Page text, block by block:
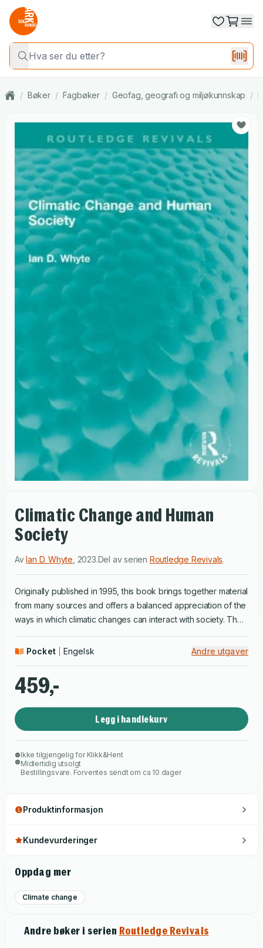
/ Bøker / Fagbøker / Geofag, geografi og miljøkunnskap /
Climatic Change and Human
Society
AvIan D. Whyte 2023.Del av serien Routledge Revivals.
Originally published in 1995, this book brings together material
from many sources and offers a balanced appreciation of the
ways in which climatic changes can interact with society. The
was published: how far should governments go in taking
gas emissions? Will the warming trend produce results as dire
as have been predicted? It does not presuppose a
studies drawn from around the world to put scientific
principles into context. An invaluable book for those
Pocket Engelsk Andre utgaver
459,-
Legg i handlekurv
Ikke tilgjengelig for Klikk&Hent
Midlertidig utsolgt
Bestillingsvare. Forventes sendt om ca 10 dager
Produktinformasjon
Kundevurderinger
Oppdag mer
Climate change
Andre bøker i serien Routledge Revivals